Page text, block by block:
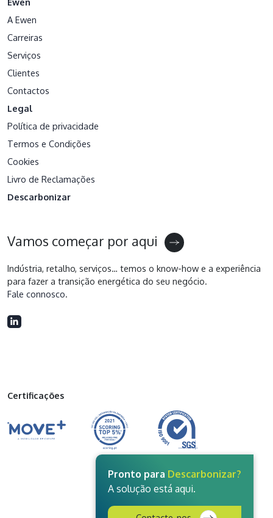
A Ewen
Carreiras
Serviços
Clientes
Contactos
Legal
Política de privacidade
Termos e Condições
Cookies
Livro de Reclamações
Descarbonizar
Vamos começar por aqui
Indústria, retalho, serviços… temos o know-how e a experiência
para fazer a transição energética do seu negócio.
Fale connosco.
Certificações
Pronto para Descarbonizar?
A solução está aqui.